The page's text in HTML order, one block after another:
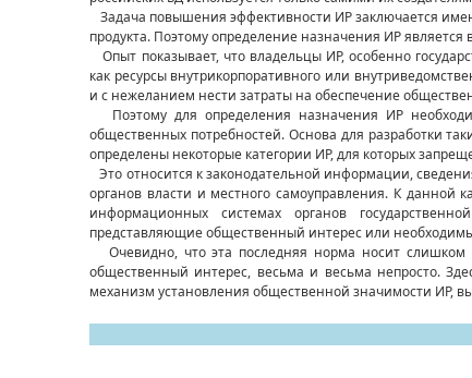
Задача повышения эффективности ИР заключается
продукта. Поэтому определение назначения ИР
Опыт показывает, что владельцы ИР, особенно
как ресурсы внутрикорпоративного или
и с нежеланием нести затраты на обеспечение
Поэтому для определения назначения ИР
общественных потребностей. Основа для разработки
определены некоторые категории ИР, для которых
Это относится к законодательной информации,
органов власти и местного самоуправления. К данной
информационных системах органов
представляющие общественный интерес или
Очевидно, что эта последняя норма носит слишком
общественный интерес, весьма и весьма непросто.
механизм установления общественной значимости ИР,